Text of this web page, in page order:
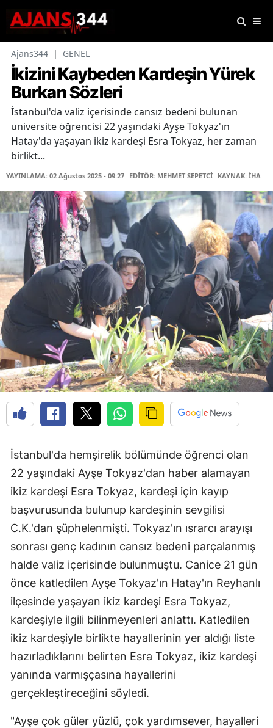
Ajans344 | GENEL
İkizini Kaybeden Kardeşin Yürek
Burkan Sözleri
İstanbul'da valiz içerisinde cansız bedeni bulunan
üniversite öğrencisi 22 yaşındaki Ayşe Tokyaz'ın
Hatay'da yaşayan ikiz kardeşi Esra Tokyaz, her zaman
birlikt...
YAYINLAMA: 02 Ağustos 2025 - 09:27 EDİTÖR: MEHMET SEPETCİ KAYNAK: İHA
İstanbul'da hemşirelik bölümünde öğrenci olan
22 yaşındaki Ayşe Tokyaz'dan haber alamayan
ikiz kardeşi Esra Tokyaz, kardeşi için kayıp
başvurusunda bulunup kardeşinin sevgilisi
C.K.'dan şüphelenmişti. Tokyaz'ın ısrarcı arayışı
sonrası genç kadının cansız bedeni parçalanmış
halde valiz içerisinde bulunmuştu. Canice 21 gün
önce katledilen Ayşe Tokyaz'ın Hatay'ın Reyhanlı
ilçesinde yaşayan ikiz kardeşi Esra Tokyaz,
kardeşiyle ilgili bilinmeyenleri anlattı. Katledilen
ikiz kardeşiyle birlikte hayallerinin yer aldığı liste
hazırladıklarını belirten Esra Tokyaz, ikiz kardeşi
yanında varmışçasına hayallerini
gerçekleştireceğini söyledi.
"Ayşe çok güler yüzlü, çok yardımsever, hayalleri